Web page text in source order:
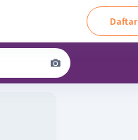
Daftar